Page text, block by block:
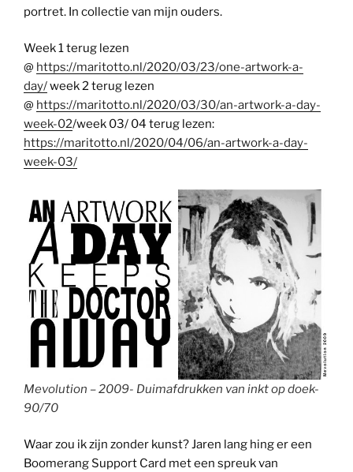
portret. In collectie van mijn ouders.
Week 1 terug lezen
@ https://maritotto.nl/2020/03/23/one-artwork-a-
day/week 2 terug lezen
@ https://maritotto.nl/2020/03/30/an-artwork-a-day-
week-02/week 03/ 04 terug lezen:
https://maritotto.nl/2020/04/06/an-artwork-a-day-
week-03/
Mevolution – 2009- Duimafdrukken van inkt op doek-
90/70
Waar zou ik zijn zonder kunst? Jaren lang hing er een
Boomerang Support Card met een spreuk van